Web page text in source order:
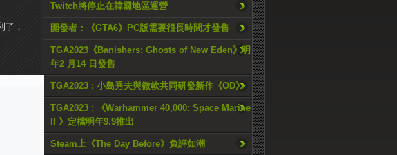
Twitch將停止在韓國地區運營
開發者：《GTA6》PC版需要很長時間才發售
TGA2023《Banishers: Ghosts of New Eden》明
年2 月14 日發售
TGA2023 : 小島秀夫與微軟共同研發新作《OD》
TGA2023 : 《Warhammer 40,000: Space Marine
II 》定檔明年9.9推出
Steam上《The Day Before》負評如潮
了，